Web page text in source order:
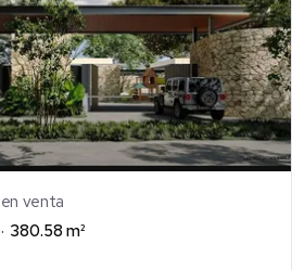
en venta
380.58 m²